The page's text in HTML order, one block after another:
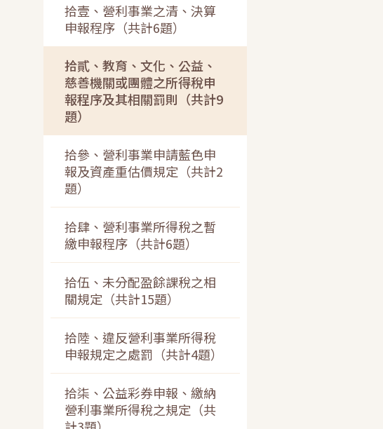
拾壹、營利事業之清、決算
申報程序（共計6題）
拾貳、教育、文化、公益、
慈善機關或團體之所得稅申
報程序及其相關罰則（共計9
題）
拾參、營利事業申請藍色申
報及資產重估價規定（共計2
題）
拾肆、營利事業所得稅之暫
繳申報程序（共計6題）
拾伍、未分配盈餘課稅之相
關規定（共計15題）
拾陸、違反營利事業所得稅
申報規定之處罰（共計4題）
拾柒、公益彩券申報、繳納
營利事業所得稅之規定（共